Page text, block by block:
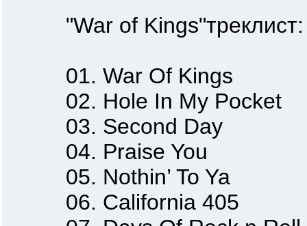
"War of Kings"треклист:
01. War Of Kings
02. Hole In My Pocket
03. Second Day
04. Praise You
05. Nothin’ To Ya
06. California 405